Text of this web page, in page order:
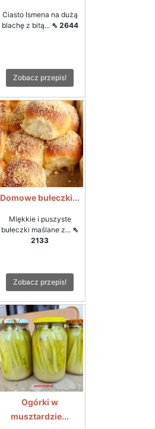
Ciasto Ismena na dużą
blachę z bitą... ⇖ 2644
Zobacz przepis!
Domowe bułeczki...
Miękkie i puszyste
bułeczki maślane z... ⇖
2133
Zobacz przepis!
Ogórki w
musztardzie...